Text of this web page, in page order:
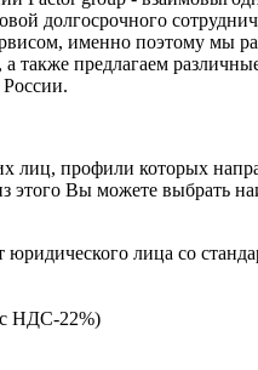
долгосрочного
именно поэтому мы
также предлагаем
лиц, профили которых
этого Вы можете выбрать
юридического лица со
c НДС-22%)